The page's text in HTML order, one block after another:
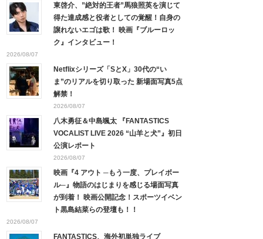
東啓介、”絶対的王者”馬狼照英を演じて
得た達成感と役者としての覚醒！自身の
譲れないエゴは歌！ 映画『ブルーロッ
ク』インタビュー！
2026/08/07
Netflixシリーズ「SとX」30代の“い
ま”のリアルを切り取った 新場面写真5点
解禁！
2026/08/07
八木勇征＆中島颯太 『FANTASTICS
VOCALIST LIVE 2026 “山羊と犬”』初日
公演レポート
2026/08/07
映画『4 アウト ─もう一度、プレイボー
ル─』物語のはじまりを感じる場面写真
が到着！ 映画公開記念！スポーツイベン
ト黒島結菜らの登壇も！！
2026/08/07
FANTASTICS、海外初単独ライブ